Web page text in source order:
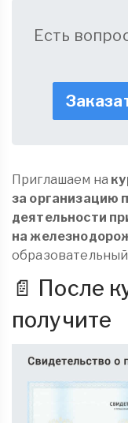
Есть
Приглашаем на
за организацию
деятельности
на
📄 После
получите